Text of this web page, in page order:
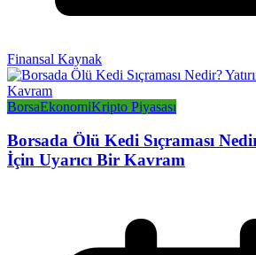
Finansal Kaynak
BorsaEkonomiKripto Piyasası
Borsada Ölü Kedi Sıçraması
İçin Uyarıcı Bir Kavram